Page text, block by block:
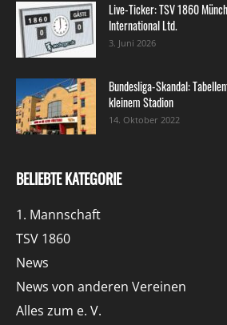
Live-Ticker: TSV 1860
International Ltd.
3. Juni 2026
Bundesliga-Skandal:
kleinem Stadion
14. Oktober 2022
BELIEBTE KATEGORIE
1. Mannschaft
TSV 1860
News
News von anderen Vereinen
Alles zum e. V.